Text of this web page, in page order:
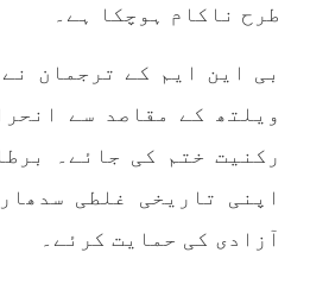
تجربہ کے ملاپ سے انکار
طرح ناکام ہوچکا ہے۔
بی این ایم کے ترجمان
ویلتھ کے مقاصد سے
رکنیت ختم کی جائے۔
اپنی تاریخی غلطی
آزادی کی حمایت کرئے۔